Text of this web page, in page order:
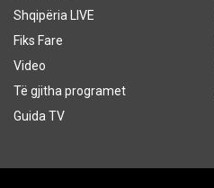
Shqipëria LIVE
Fiks Fare
Video
Të gjitha programet
Guida TV